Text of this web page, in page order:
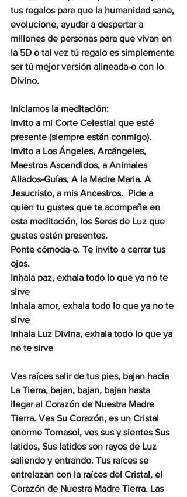
tus regalos para que la humanidad sane,
evolucione, ayudar a despertar a
millones de personas para que vivan en
la 5D o tal vez tú regalo es simplemente
ser tú mejor versión alineada-o con lo
Divino.
Iniciamos la meditación:
Invito a mi Corte Celestial que esté
presente (siempre están conmigo).
Invito a Los Ángeles, Arcángeles,
Maestros Ascendidos, a Animales
Aliados-Guías, A la Madre Maria. A
Jesucristo, a mis Ancestros.  Pide a
quien tu gustes que te acompañe en
esta meditación, los Seres de Luz que
gustes estén presentes.
Ponte cómoda-o. Te invito a cerrar tus
ojos.
Inhala paz, exhala todo lo que ya no te
sirve
Inhala amor, exhala todo lo que ya no te
sirve
Inhala Luz Divina, exhala todo lo que ya
no te sirve
Ves raíces salir de tus pies, bajan hacia
La Tierra, bajan, bajan, bajan hasta
llegar al Corazón de Nuestra Madre
Tierra. Ves Su Corazón, es un Cristal
enorme Tornasol, ves sus y sientes Sus
latidos, Sus latidos son rayos de Luz
saliendo y entrando. Tus raíces se
entrelazan con la raíces del Cristal, el
Corazón de Nuestra Madre Tierra. Las